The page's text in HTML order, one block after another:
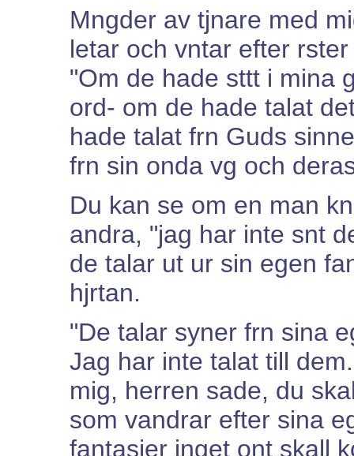
Mngder av tjnare med
letar och vntar efter
"Om de hade sttt i mina
ord- om de hade talat
hade talat frn Guds
frn sin onda vg och
Du kan se om en man
andra, "jag har inte snt
de talar ut ur sin egen
hjrtan.
"De talar syner frn sina
Jag har inte talat till
mig, herren sade, du
som vandrar efter sina
fantasier inget ont skall